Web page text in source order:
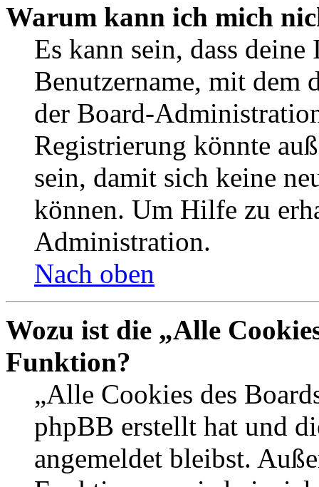
Warum kann ich mich
Es kann sein, dass
Benutzername, mit dem
der Board-
Registrierung könnte
sein, damit sich keine
können. Um Hilfe zu
Administration.
Nach oben
Wozu ist die „Alle
Funktion?
„Alle Cookies des
phpBB erstellt hat und
angemeldet bleibst.